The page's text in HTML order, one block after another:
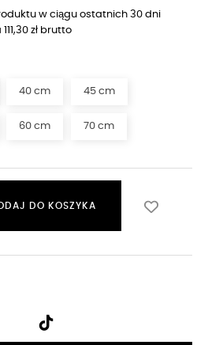
w ciągu ostatnich 30 dni
zł brutto
40 cm 45 cm
60 cm 70 cm
DO KOSZYKA